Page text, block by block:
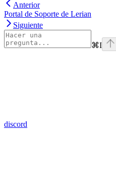
Anterior
Portal de Soporte de Lerian
Siguiente
⌘I
discord